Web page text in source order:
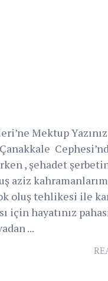
Mektup
Çanakkale
, şehadet
aziz
oluş tehlikesi ile
için hayatınız
...